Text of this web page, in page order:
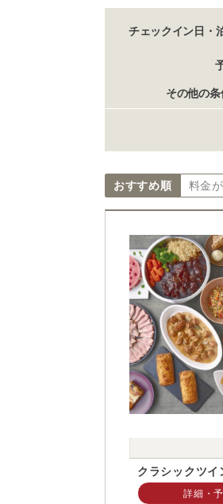
チェックイン日 ・
その他の条
おすすめ順 料金
クラシックツイ
詳細・